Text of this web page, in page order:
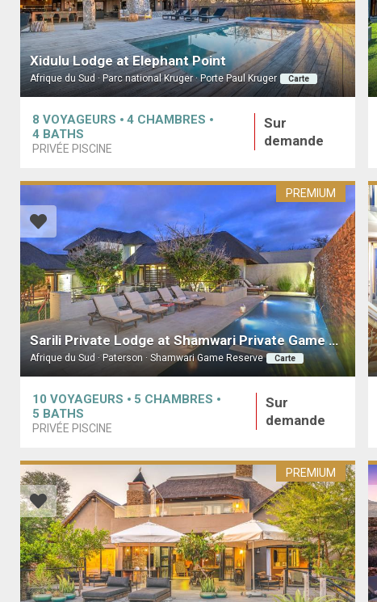
Xidulu Lodge at Elephant Point
Afrique du Sud · Parc national Kruger · Porte Paul Kruger Carte
8 VOYAGEURS 4 CHAMBRES
4 BATHS
PRIVÉE PISCINE
Sur
demande
Sarili Private Lodge at Shamwari Private Game Reserve
Afrique du Sud · Paterson · Shamwari Game Reserve Carte
PREMIUM
10 VOYAGEURS 5 CHAMBRES
5 BATHS
PRIVÉE PISCINE
Sur
demande
PREMIUM